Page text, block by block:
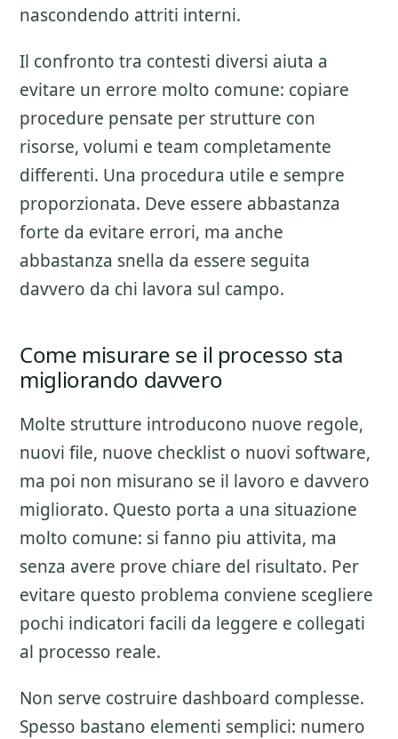
nascondendo attriti interni.
Il confronto tra contesti diversi aiuta a
evitare un errore molto comune: copiare
procedure pensate per strutture con
risorse, volumi e team completamente
differenti. Una procedura utile e sempre
proporzionata. Deve essere abbastanza
forte da evitare errori, ma anche
abbastanza snella da essere seguita
davvero da chi lavora sul campo.
Come misurare se il processo sta
migliorando davvero
Molte strutture introducono nuove regole,
nuovi file, nuove checklist o nuovi software,
ma poi non misurano se il lavoro e davvero
migliorato. Questo porta a una situazione
molto comune: si fanno piu attivita, ma
senza avere prove chiare del risultato. Per
evitare questo problema conviene scegliere
pochi indicatori facili da leggere e collegati
al processo reale.
Non serve costruire dashboard complesse.
Spesso bastano elementi semplici: numero